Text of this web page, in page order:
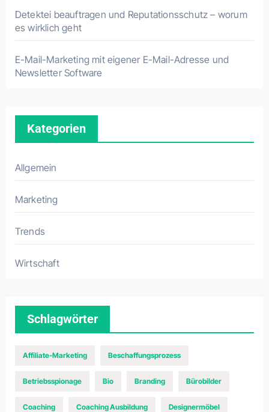
Detektei beauftragen und Reputationsschutz – worum
es wirklich geht
E-Mail-Marketing mit eigener E-Mail-Adresse und
Newsletter Software
Kategorien
Allgemein
Marketing
Trends
Wirtschaft
Schlagwörter
Affiliate-Marketing Beschaffungsprozess
Betriebsspionage Bio Branding Bürobilder
Coaching Coaching Ausbildung Designermöbel